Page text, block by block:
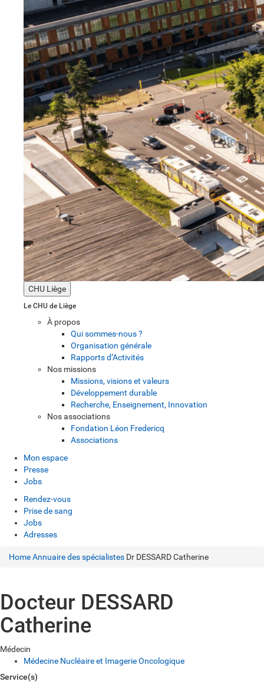
CHU Liège
Le CHU de Liège
À propos
Qui sommes-nous ?
Organisation générale
Rapports d’Activités
Nos missions
Missions, visions et valeurs
Développement durable
Recherche, Enseignement, Innovation
Nos associations
Fondation Léon Fredericq
Associations
Mon espace
Presse
Jobs
Rendez-vous
Prise de sang
Jobs
Adresses
HomeAnnuaire des spécialistes Dr DESSARD Catherine
Docteur DESSARD
Catherine
Médecin
Médecine Nucléaire et Imagerie Oncologique
Service(s)